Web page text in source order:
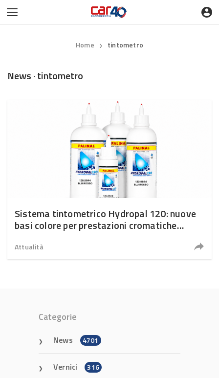
Home ❯ tintometro
News · tintometro
Sistema tintometrico Hydropal 120: nuove
basi colore per prestazioni cromatiche
Attualità
Categorie
News 4701
Vernici 316